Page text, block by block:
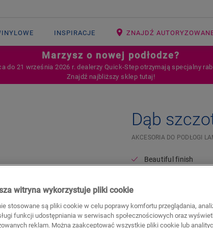
INSPIRACJE ZNAJDŹ
Marzysz o nowej podłodze?
do 21 września 2026 r. dealerzy Quick‑Step otrzymają specjalny
Znajdź najbliższy sklep tutaj!
Dąb
AKCESORIA DO PODŁOGI
Beautiful finish
26,20
Sugerowana cena brutto
witryna wykorzystuje pliki cookie
stosowane są pliki cookie w celu poprawy komfortu przeglądania,
funkcji udostępniania w serwisach społecznościowych oraz
reklam. Można zaakceptować wszystkie pliki cookie lub